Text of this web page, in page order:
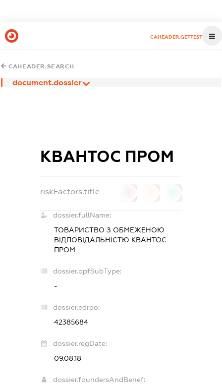
CAHEADER.GETTEST
CAHEADER.SEARCH
document.dossier
КВАНТОС ПРОМ
riskFactors.title
dossier.fullName:
ТОВАРИСТВО З ОБМЕЖЕНОЮ
ВІДПОВІДАЛЬНІСТЮ КВАНТОС
ПРОМ
dossier.opfSubType:
-
dossier.edrpo:
42385684
dossier.regDate:
09.08.18
dossier.foundersAndBenef: